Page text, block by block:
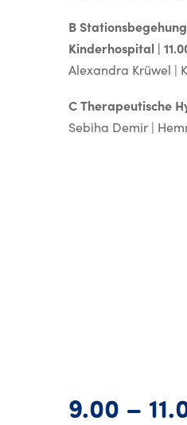
B
Kinderhospital |
Alexandra Krüwel |
C Therapeutische
Sebiha Demir |
9.00 –